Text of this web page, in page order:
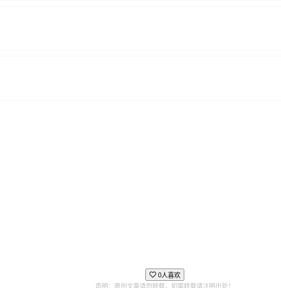
0人喜欢
声明：原创文章请勿转载，如需转载请注明出处！